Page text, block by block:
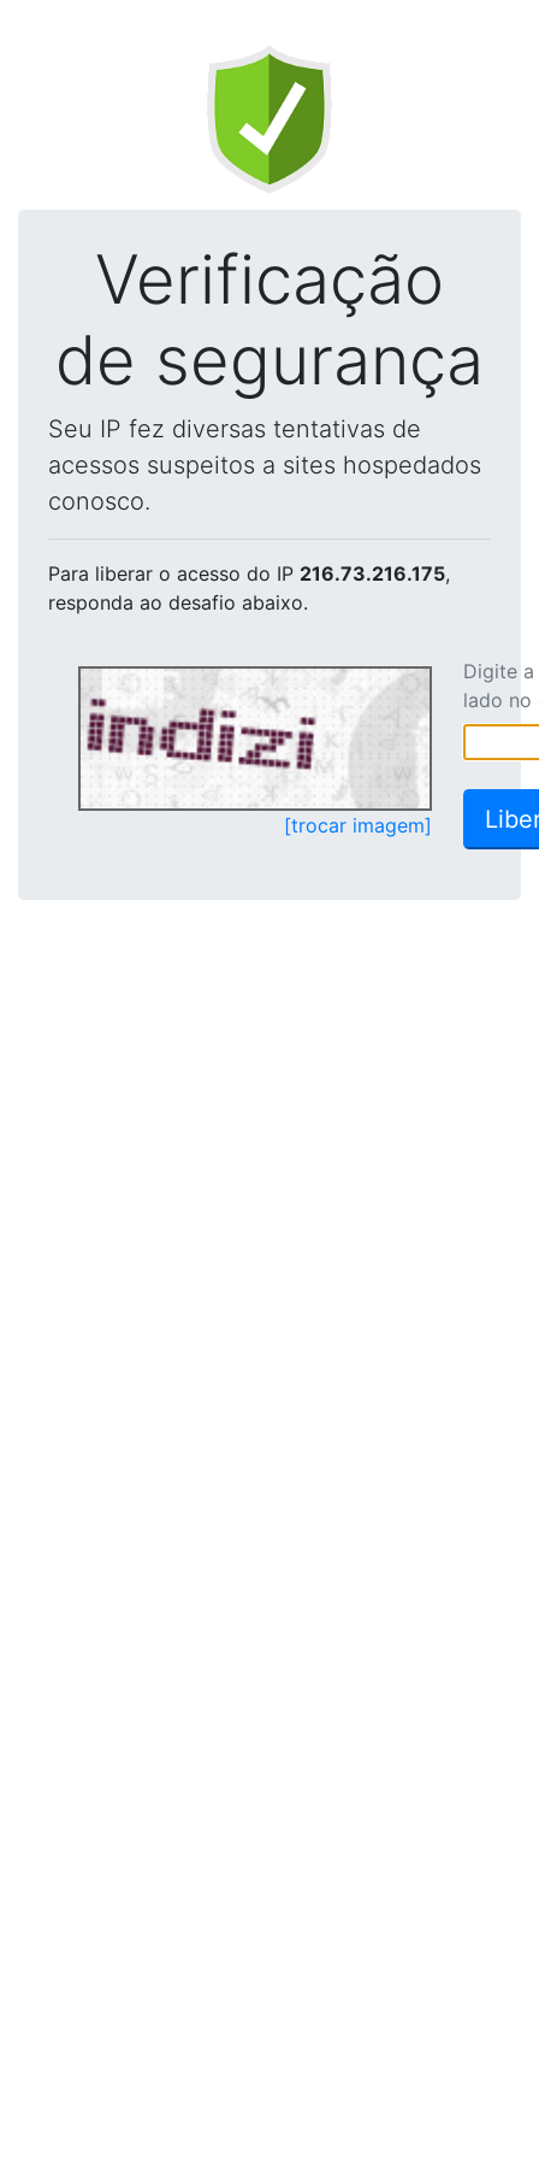
Verificação
de segurança
Seu IP fez diversas tentativas de
acessos suspeitos a sites hospedados
conosco.
Para liberar o acesso do IP 216.73.216.175,
responda ao desafio abaixo.
[trocar imagem]
Digite
lado no